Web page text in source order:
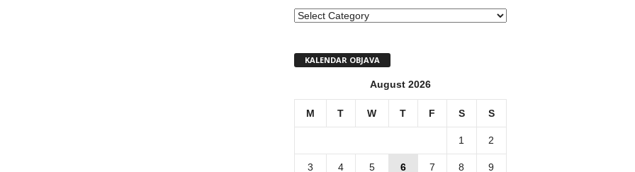
MENI
KALENDAR OBJAVA
August 2026
M T W T F S S
1 2
3 4 5 6 7 8 9